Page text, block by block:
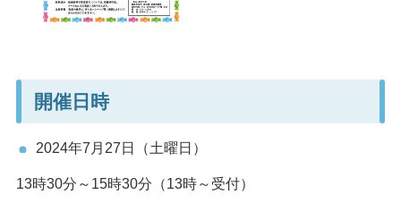
開催日時
2024年7月27日（土曜日）
13時30分～15時30分（13時～受付）